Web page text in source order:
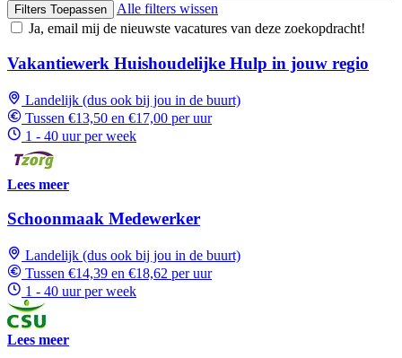
Filters Toepassen
Alle filters wissen
Ja, email mij de nieuwste vacatures van deze zoekopdracht!
Vakantiewerk Huishoudelijke Hulp in jouw regio
Landelijk (dus ook bij jou in de buurt)
Tussen €13,50 en €17,00 per uur
1 - 40 uur per week
Lees meer
Schoonmaak Medewerker
Landelijk (dus ook bij jou in de buurt)
Tussen €14,39 en €18,62 per uur
1 - 40 uur per week
Lees meer